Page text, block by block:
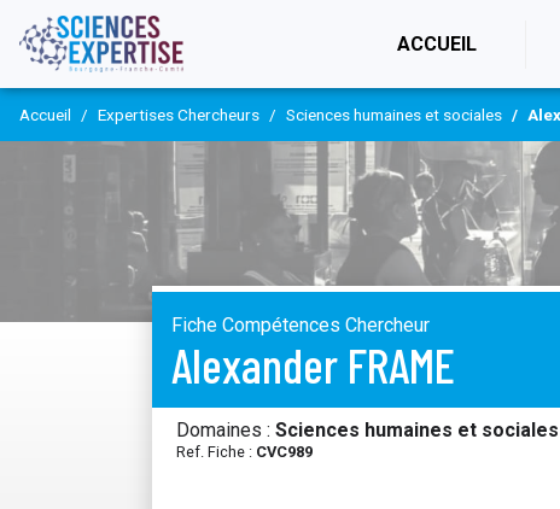
ACCUEIL
Accueil Expertises Chercheurs Sciences humaines et sociales
Fiche Compétences Chercheur
Alexander FRAME
Domaines : Sciences humaines et sociales
Ref. Fiche : CVC989